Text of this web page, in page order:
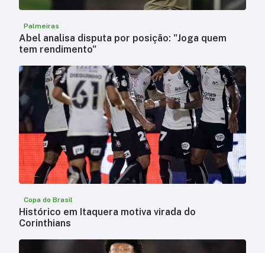
Palmeiras
Abel analisa disputa por posição: "Joga quem
tem rendimento"
Copa do Brasil
Histórico em Itaquera motiva virada do
Corinthians